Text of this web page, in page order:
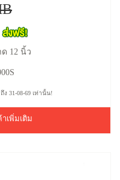
12 นิ้ว
ง 31-08-69 เท่านั้น!
เพิ่มเติม